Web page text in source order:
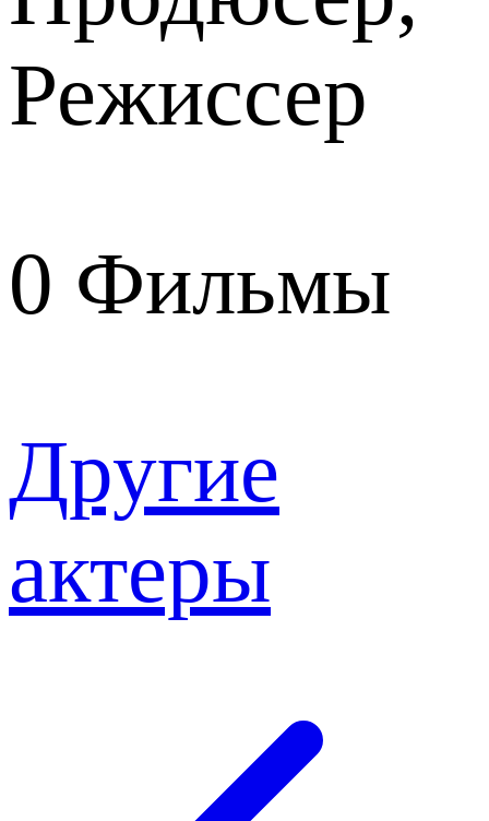
Режиссер
0 Фильмы
Другие
актеры